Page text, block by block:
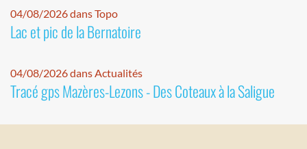
04/08/2026 dans Topo
Lac et pic de la Bernatoire
04/08/2026 dans Actualités
Tracé gps Mazères-Lezons - Des Coteaux à la Saligue